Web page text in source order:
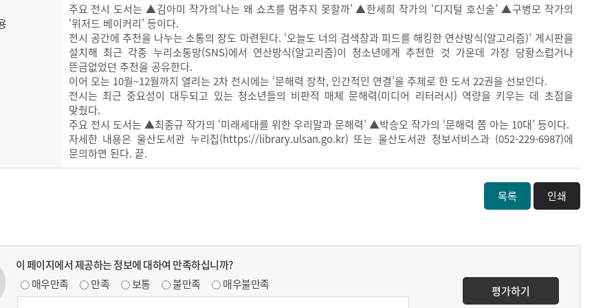
주요 전시 도서는 ▲김아미 작가의‘나는 왜 쇼츠를 멈추지 못할까’ ▲한세희 작가의 ‘디지털 호신술’ ▲구병모 작가의
‘위저드 베이커리’ 등이다.
전시 공간에 추천을 나누는 소통의 장도 마련된다. ‘오늘도 너의 검색창과 피드를 해킹한 연산방식(알고리즘)’ 게시판을
설치해 최근 각종 누리소통망(SNS)에서 연산방식(알고리즘)이 청소년에게 추천한 것 가운데 가장 당황스럽거나
뜬금없었던 추천을 공유한다.
이어 오는 10월~12월까지 열리는 2차 전시에는 ‘문해력 장착, 인간적인 연결’을 주제로 한 도서 22권을 선보인다.
전시는 최근 중요성이 대두되고 있는 청소년들의 비판적 매체 문해력(미디어 리터러시) 역량을 키우는 데 초점을
맞췄다.
주요 전시 도서는 ▲최종규 작가의 ‘미래세대를 위한 우리말과 문해력’ ▲박승오 작가의 ‘문해력 쫌 아는 10대’ 등이다.
자세한 내용은 울산도서관 누리집(https://library.ulsan.go.kr) 또는 울산도서관 정보서비스과 (052-229-6987)에
문의하면 된다. 끝.
목록 인쇄
이 페이지에서 제공하는 정보에 대하여 만족하십니까?
매우만족
만족 보통 불만족 매우불만족 평가하기